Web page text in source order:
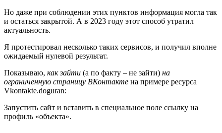
Но даже при соблюдении этих пунктов информация могла так
и остаться закрытой. А в 2023 году этот способ утратил
актуальность.
Я протестировал несколько таких сервисов, и получил вполне
ожидаемый нулевой результат.
Показываю, как зайти (а по факту – не зайти) на
ограниченную страницу ВКонтакте на примере ресурса
Vkontakte.doguran:
Запустить сайт и вставить в специальное поле ссылку на
профиль «объекта».